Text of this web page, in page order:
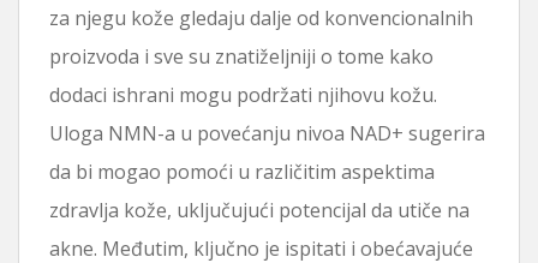
za njegu kože gledaju dalje od konvencionalnih
proizvoda i sve su znatiželjniji o tome kako
dodaci ishrani mogu podržati njihovu kožu.
Uloga NMN-a u povećanju nivoa NAD+ sugerira
da bi mogao pomoći u različitim aspektima
zdravlja kože, uključujući potencijal da utiče na
akne. Međutim, ključno je ispitati i obećavajuće